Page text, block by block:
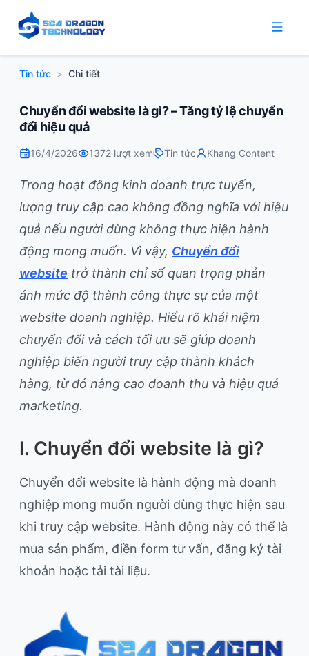
Tin tức > Chi tiết
Chuyển đổi website là gì? – Tăng tỷ lệ chuyển
đổi hiệu quả
16/4/2026 1372 lượt xem Tin tức Khang Content
Trong hoạt động kinh doanh trực tuyến,
lượng truy cập cao không đồng nghĩa với hiệu
quả nếu người dùng không thực hiện hành
động mong muốn. Vì vậy, Chuyển đổi
website trở thành chỉ số quan trọng phản
ánh mức độ thành công thực sự của một
website doanh nghiệp. Hiểu rõ khái niệm
chuyển đổi và cách tối ưu sẽ giúp doanh
nghiệp biến người truy cập thành khách
hàng, từ đó nâng cao doanh thu và hiệu quả
marketing.
I. Chuyển đổi website là gì?
Chuyển đổi website là hành động mà doanh
nghiệp mong muốn người dùng thực hiện sau
khi truy cập website. Hành động này có thể là
mua sản phẩm, điền form tư vấn, đăng ký tài
khoản hoặc tải tài liệu.